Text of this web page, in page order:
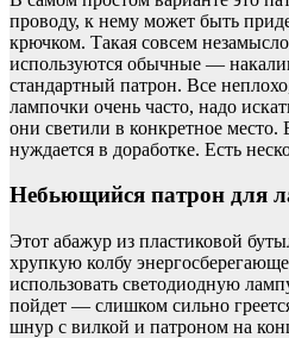
проводу, к нему может быть
крючком. Такая совсем
используются обычные —
стандартный патрон. Все
лампочки очень часто, надо
они светили в конкретное
нуждается в доработке. Есть
Небьющийся патрон для
Этот абажур из пластиковой
хрупкую колбу
использовать светодиодную
пойдет — слишком сильно
шнур с вилкой и патроном на